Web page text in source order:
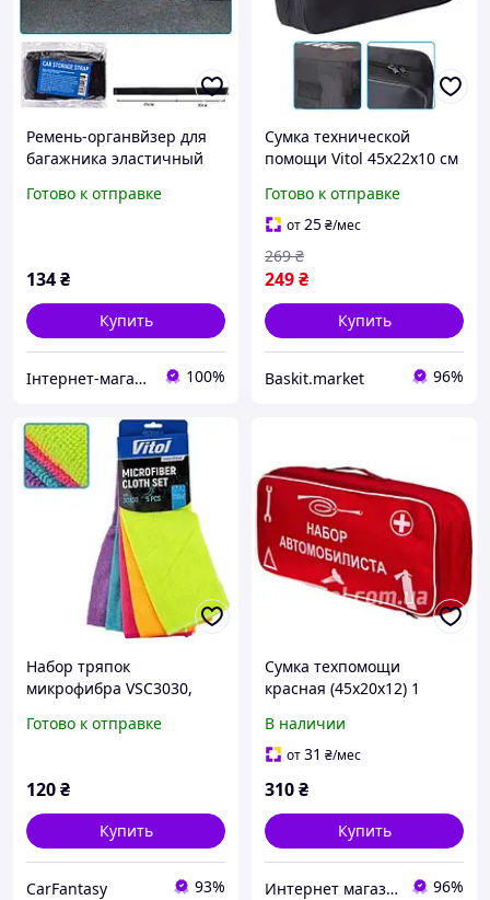
Ремень-органвйзер для
багажника эластичный
VCSS-8052
Готово к отправке
134₴
Купить
Інтернет-магазин "Автостиль Дніпро" 100%
Сумка технической
помощи Vitol 45х22х10 см
Готово к отправке
от25₴/мес
249₴
269 ₴
Купить
Baskit.market 96%
Набор тряпок
микрофибра VSC3030,
Готово к отправке
120₴
Купить
CarFantasy 93%
Сумка техпомощи
красная (45х20х12) 1
Автомобилиста"
В наличии
от31 ₴/мес
310₴
Купить
Интернет магазин автотоваров "Гараж" 96%